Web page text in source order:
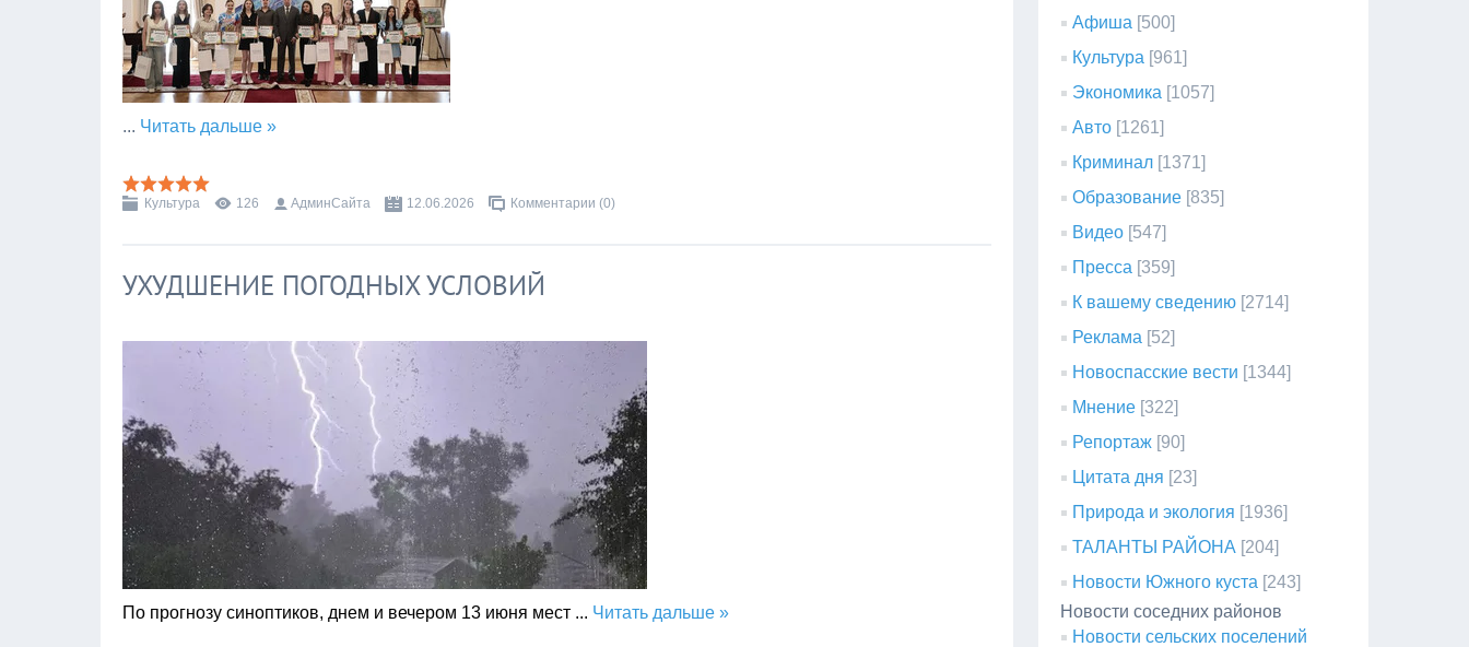
... Читать дальше »
Культура 126 АдминСайта 12.06.2026 Комментарии (0)
УХУДШЕНИЕ ПОГОДНЫХ УСЛОВИЙ
По прогнозу синоптиков, днем и вечером 13 июня мест ... Читать дальше »
Афиша [500]
Культура [961]
Экономика [1057]
Авто [1261]
Криминал [1371]
Образование [835]
Видео [547]
Пресса [359]
К вашему сведению [2714]
Реклама [52]
Новоспасские вести [1344]
Мнение [322]
Репортаж [90]
Цитата дня [23]
Природа и экология [1936]
ТАЛАНТЫ РАЙОНА [204]
Новости Южного куста [243]
Новости соседних районов
Новости сельских поселений